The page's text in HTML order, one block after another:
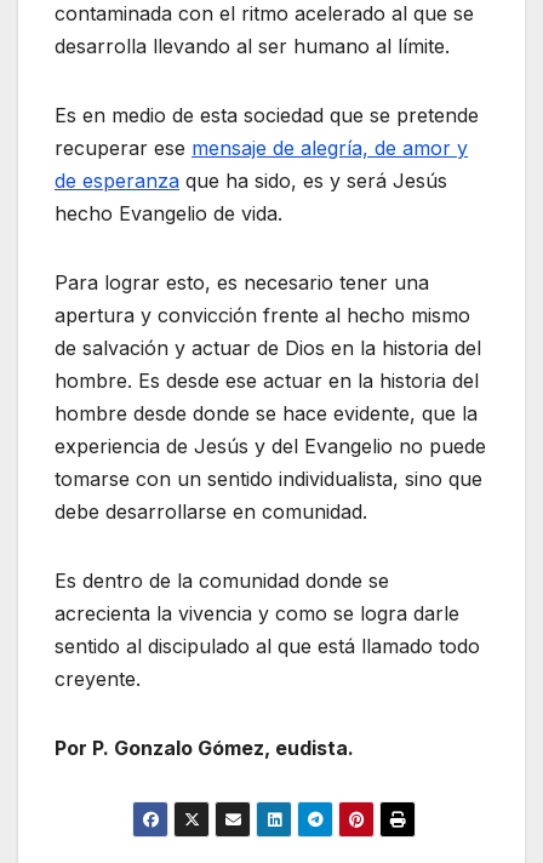
contaminada con el ritmo acelerado al que se
desarrolla llevando al ser humano al límite.
Es en medio de esta sociedad que se pretende
recuperar ese mensaje de alegría, de amor y
de esperanza que ha sido, es y será Jesús
hecho Evangelio de vida.
Para lograr esto, es necesario tener una
apertura y convicción frente al hecho mismo
de salvación y actuar de Dios en la historia del
hombre. Es desde ese actuar en la historia del
hombre desde donde se hace evidente, que la
experiencia de Jesús y del Evangelio no puede
tomarse con un sentido individualista, sino que
debe desarrollarse en comunidad.
Es dentro de la comunidad donde se
acrecienta la vivencia y como se logra darle
sentido al discipulado al que está llamado todo
creyente.
Por P. Gonzalo Gómez, eudista.